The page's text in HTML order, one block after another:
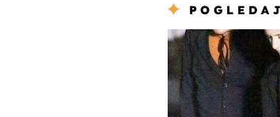
POGLEDAJ